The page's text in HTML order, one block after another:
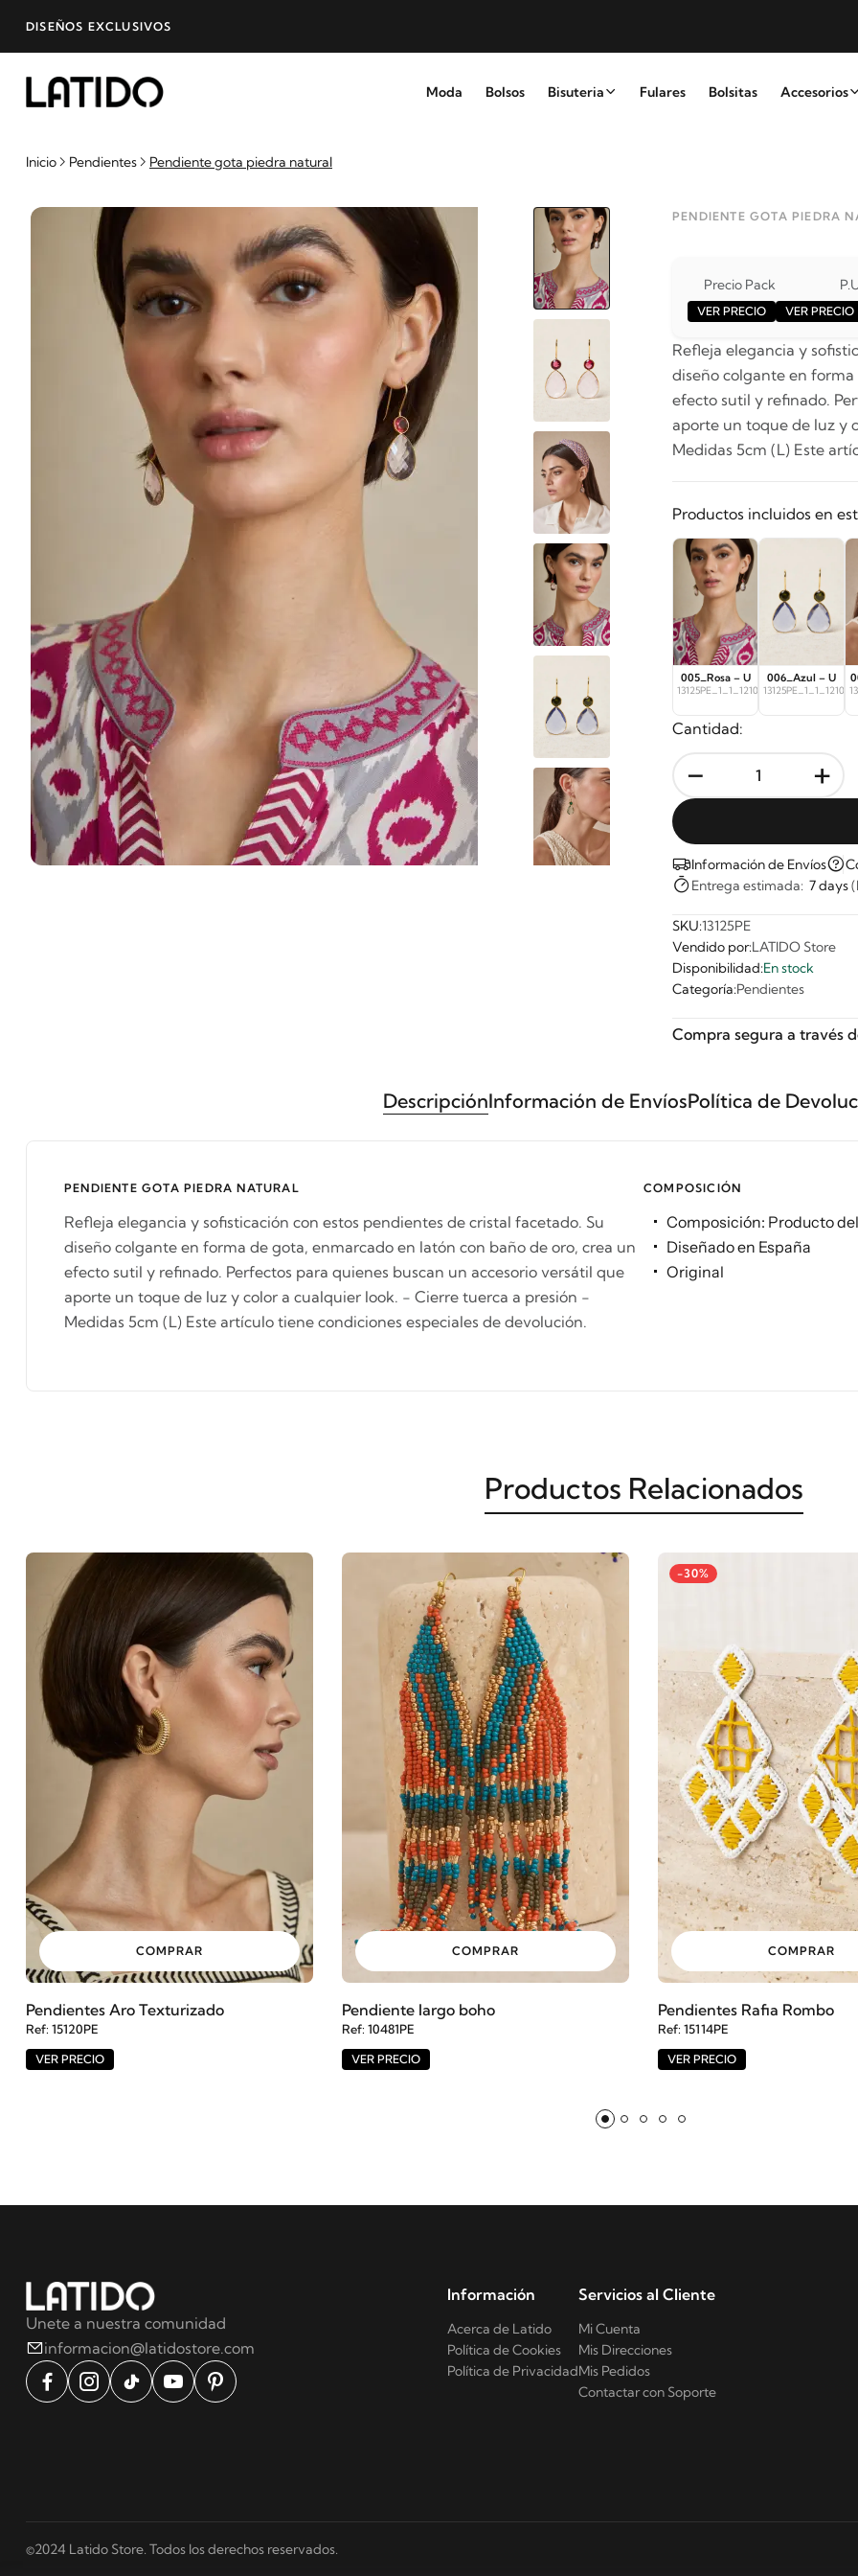
DISEÑOS EXCLUSIVOS
Moda Bolsos Bisuteria Fulares Bolsitas Accesorios
Inicio Pendientes Pendiente gota piedra natural
PENDIENTE GOTA PIEDRA
Precio Pack
VER PRECIO VER PRECIO
Refleja elegancia y
diseño colgante en
efecto sutil y refinado.
aporte un toque de luz y
Medidas 5cm (L) Este
Productos incluidos en
005_Rosa – U
13125PE_1_1_12104
006_Azul – U
13125PE_1_1_12105
Cantidad:
- +
Información de Envíos
Entrega estimada: 7 days
SKU:13125PE
Vendido por:LATIDO Store
Disponibilidad:En stock
Categoría:Pendientes
Compra segura a través
DescripciónInformación de EnvíosPolítica de
PENDIENTE GOTA PIEDRA NATURAL
Refleja elegancia y sofisticación con estos pendientes de cristal facetado. Su
diseño colgante en forma de gota, enmarcado en latón con baño de oro, crea un
efecto sutil y refinado. Perfectos para quienes buscan un accesorio versátil que
aporte un toque de luz y color a cualquier look. - Cierre tuerca a presión -
Medidas 5cm (L) Este artículo tiene condiciones especiales de devolución.
COMPOSICIÓN
Composición: Producto
Diseñado en España
Original
Productos Relacionados
COMPRAR
Pendientes Aro Texturizado
Ref: 15120PE
VER PRECIO
COMPRAR
Pendiente largo boho
Ref: 10481PE
VER PRECIO
-30%
COMPRAR
Pendientes Rafia Rombo
Ref: 15114PE
VER PRECIO
Unete a nuestra comunidad
informacion@latidostore.com
Información
Acerca de Latido
Política de Cookies
Política de Privacidad
Servicios al Cliente
Mi Cuenta
Mis Direcciones
Mis Pedidos
Contactar con Soporte
©2024 Latido Store. Todos los derechos reservados.